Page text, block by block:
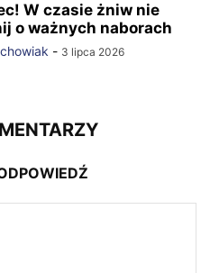
W czasie żniw nie
o ważnych naborach
- 3 lipca 2026